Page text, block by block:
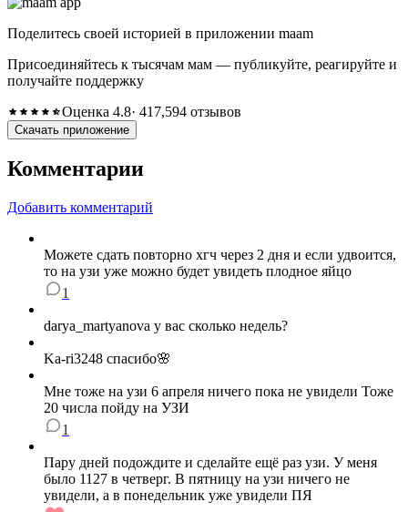
Поделитесь своей историей в приложении maam
Присоединяйтесь к тысячам мам — публикуйте, реагируйте и
получайте поддержку
Оценка 4.8· 417,594 отзывов
Скачать приложение
Комментарии
Добавить комментарий
Можете сдать повторно хгч через 2 дня и если удвоится,
то на узи уже можно будет увидеть плодное яйцо
1
darya_martyanova у вас сколько недель?
Ka-ri3248 спасибо🌸
Мне тоже на узи 6 апреля ничего пока не увидели Тоже
20 числа пойду на УЗИ
1
Пару дней подождите и сделайте ещё раз узи. У меня
было 1127 в четверг. В пятницу на узи ничего не
увидели, а в понедельник уже увидели ПЯ